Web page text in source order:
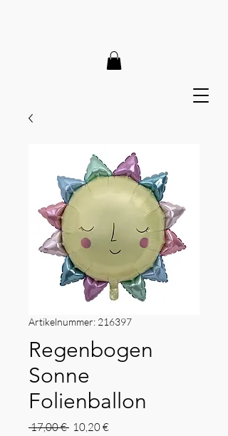
Artikelnummer: 216397
Regenbogen
Sonne
Folienballon
17,00 € Standardpreis
10,20 €Sale-